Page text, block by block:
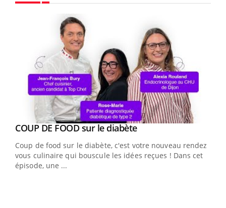
Youtube
COUP DE FOOD sur le diabèteYoutube
Coup de food sur le diabète, c'est votre nouveau rendez-
vous culinaire qui bouscule les idées reçues ! Dans cet
épisode, une ...